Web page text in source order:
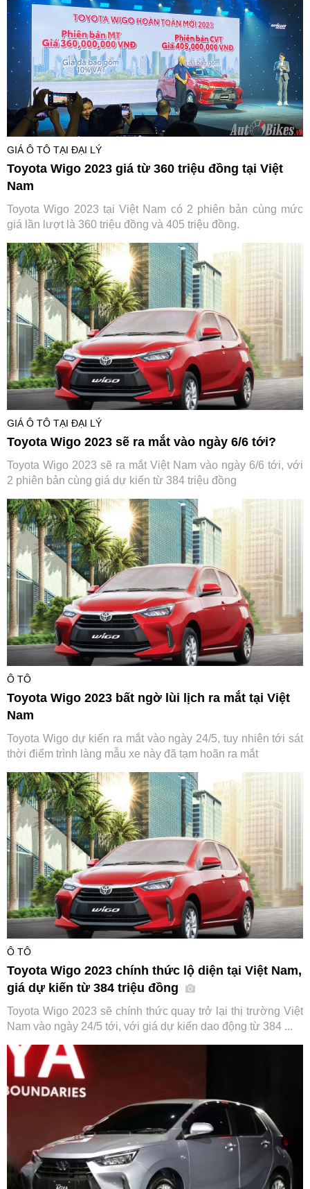
GIÁ Ô TÔ TẠI ĐẠI LÝ
Toyota Wigo 2023 giá từ 360 triệu đồng tại Việt
Nam
Toyota Wigo 2023 tại Việt Nam có 2 phiên bản cùng mức
giá lần lượt là 360 triệu đồng và 405 triệu đồng.
GIÁ Ô TÔ TẠI ĐẠI LÝ
Toyota Wigo 2023 sẽ ra mắt vào ngày 6/6 tới?
Toyota Wigo 2023 sẽ ra mắt Việt Nam vào ngày 6/6 tới, với
2 phiên bản cùng giá dự kiến từ 384 triệu đồng
Ô TÔ
Toyota Wigo 2023 bất ngờ lùi lịch ra mắt tại Việt
Nam
Toyota Wigo dự kiến ra mắt vào ngày 24/5, tuy nhiên tới sát
thời điểm trình làng mẫu xe này đã tạm hoãn ra mắt
Ô TÔ
Toyota Wigo 2023 chính thức lộ diện tại Việt Nam,
giá dự kiến từ 384 triệu đồng
Toyota Wigo 2023 sẽ chính thức quay trở lại thị trường Việt
Nam vào ngày 24/5 tới, với giá dự kiến dao động từ 384 ...